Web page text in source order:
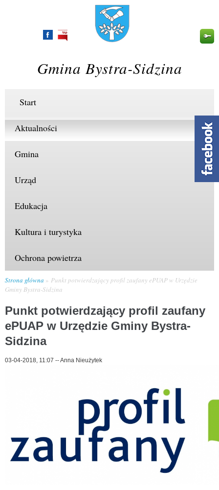
Przejdź
Gmina Bystra-Sidzina
Start
Aktualności
Gmina
Urząd
Edukacja
Kultura i turystyka
Ochrona powietrza
Strona główna
Punkt potwierdzający profil zaufany ePUAP w Urzędzie
Gminy Bystra-Sidzina
Punkt potwierdzający profil zaufany
ePUAP w Urzędzie Gminy Bystra-
Sidzina
03-04-2018, 11:07 --Anna Nieużytek